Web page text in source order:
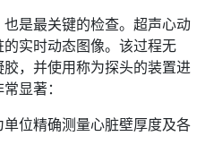
是最关键的检查。超声心动
实时动态图像。该过程无
，并使用称为探头的装置进
显著：
单位精确测量心脏壁厚度及各